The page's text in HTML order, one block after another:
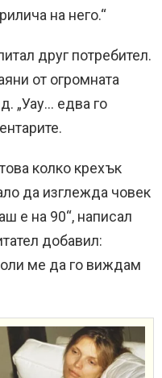
на него.“
друг потребител.
от огромната
„Уау… едва го
колко крехък
да изглежда човек
е на 90“, написал
добавил:
ме да го виждам